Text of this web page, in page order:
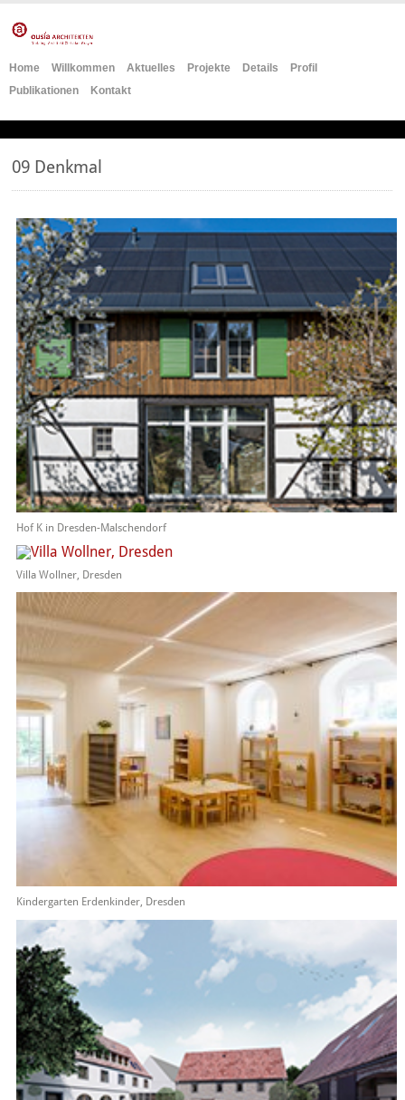
Home Willkommen Aktuelles Projekte Details
Profil
Publikationen
Kontakt
09 Denkmal
Hof K in Dresden-Malschendorf
Villa Wollner, Dresden
Kindergarten Erdenkinder, Dresden